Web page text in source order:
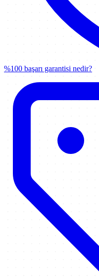
%100 başarı garantisi nedir?